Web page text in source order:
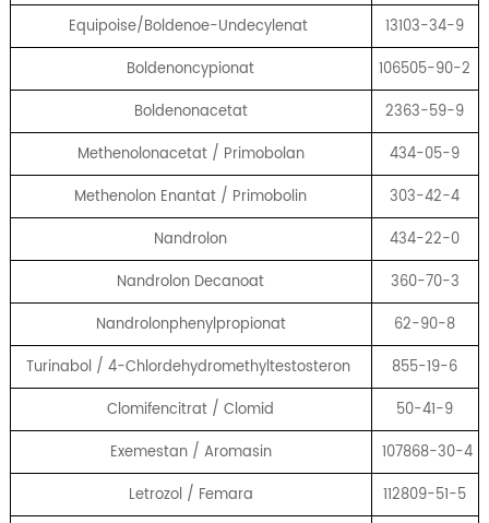
Equipoise/Boldenoe-Undecylenat
13103-34-9
Boldenoncypionat
106505-90-2
Boldenonacetat
2363-59-9
Methenolonacetat / Primobolan
434-05-9
Methenolon Enantat / Primobolin
303-42-4
Nandrolon
434-22-0
Nandrolon Decanoat
360-70-3
Nandrolonphenylpropionat
62-90-8
Turinabol / 4-Chlordehydromethyltestosteron
855-19-6
Clomifencitrat / Clomid
50-41-9
Exemestan / Aromasin
107868-30-4
Letrozol / Femara
112809-51-5